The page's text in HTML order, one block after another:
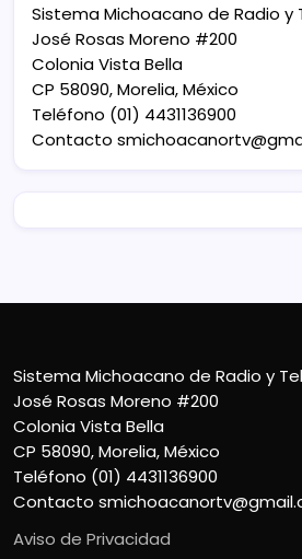
Sistema Michoacano de Radio y
José Rosas Moreno #200
Colonia Vista Bella
CP 58090, Morelia, México
Teléfono (01) 4431136900
Contacto
Sistema Michoacano de Radio y
José Rosas Moreno #200
Colonia Vista Bella
CP 58090, Morelia, México
Teléfono (01) 4431136900
Contacto
Aviso de Privacidad